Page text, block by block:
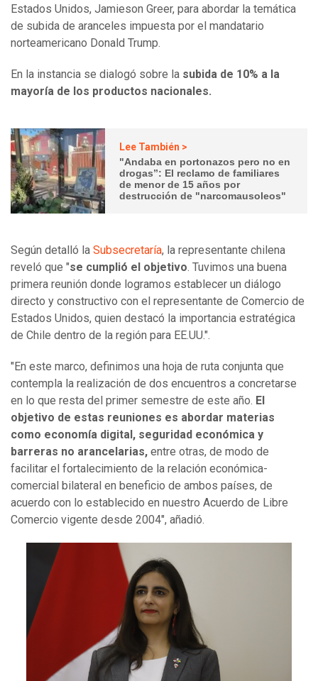
Estados Unidos, Jamieson Greer, para abordar la temática
de subida de aranceles impuesta por el mandatario
norteamericano Donald Trump.
En la instancia se dialogó sobre la subida de 10% a la
mayoría de los productos nacionales.
Lee También >
"Andaba en portonazos pero no en
drogas”: El reclamo de familiares
de menor de 15 años por
destrucción de "narcomausoleos"
Según detalló la Subsecretaría, la representante chilena
reveló que "se cumplió el objetivo. Tuvimos una buena
primera reunión donde logramos establecer un diálogo
directo y constructivo con el representante de Comercio de
Estados Unidos, quien destacó la importancia estratégica
de Chile dentro de la región para EE.UU.".
"En este marco, definimos una hoja de ruta conjunta que
contempla la realización de dos encuentros a concretarse
en lo que resta del primer semestre de este año. El
objetivo de estas reuniones es abordar materias
como economía digital, seguridad económica y
barreras no arancelarias, entre otras, de modo de
facilitar el fortalecimiento de la relación económica-
comercial bilateral en beneficio de ambos países, de
acuerdo con lo establecido en nuestro Acuerdo de Libre
Comercio vigente desde 2004", añadió.